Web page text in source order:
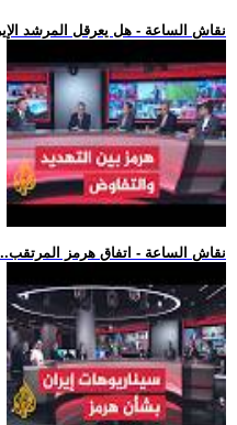
.. نقاش الساعة - هل يعرقل المرشد
.. نقاش الساعة - اتفاق هرمز